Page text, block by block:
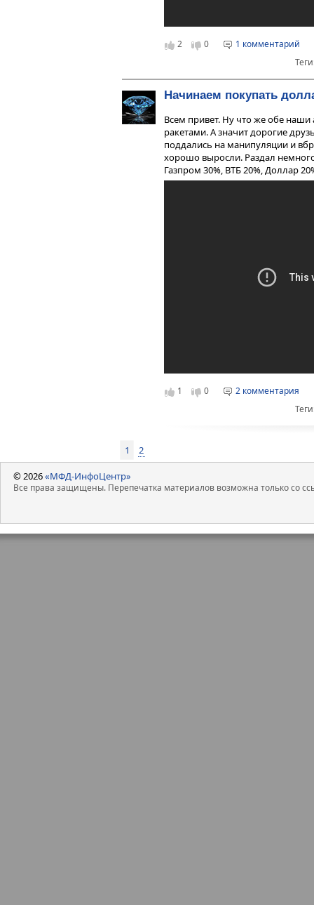
2 0
1 комментарий
Начинаем покупать
Всем привет. Ну что же обе наши
ракетами. А значит дорогие
поддались на манипуляции и
хорошо выросли. Раздал
Газпром 30%, ВТБ 20%, Доллар
1 0
2 комментария
1 2
© 2026«МФД-ИнфоЦентр»
Все права защищены. Перепечатка материалов возможна только со